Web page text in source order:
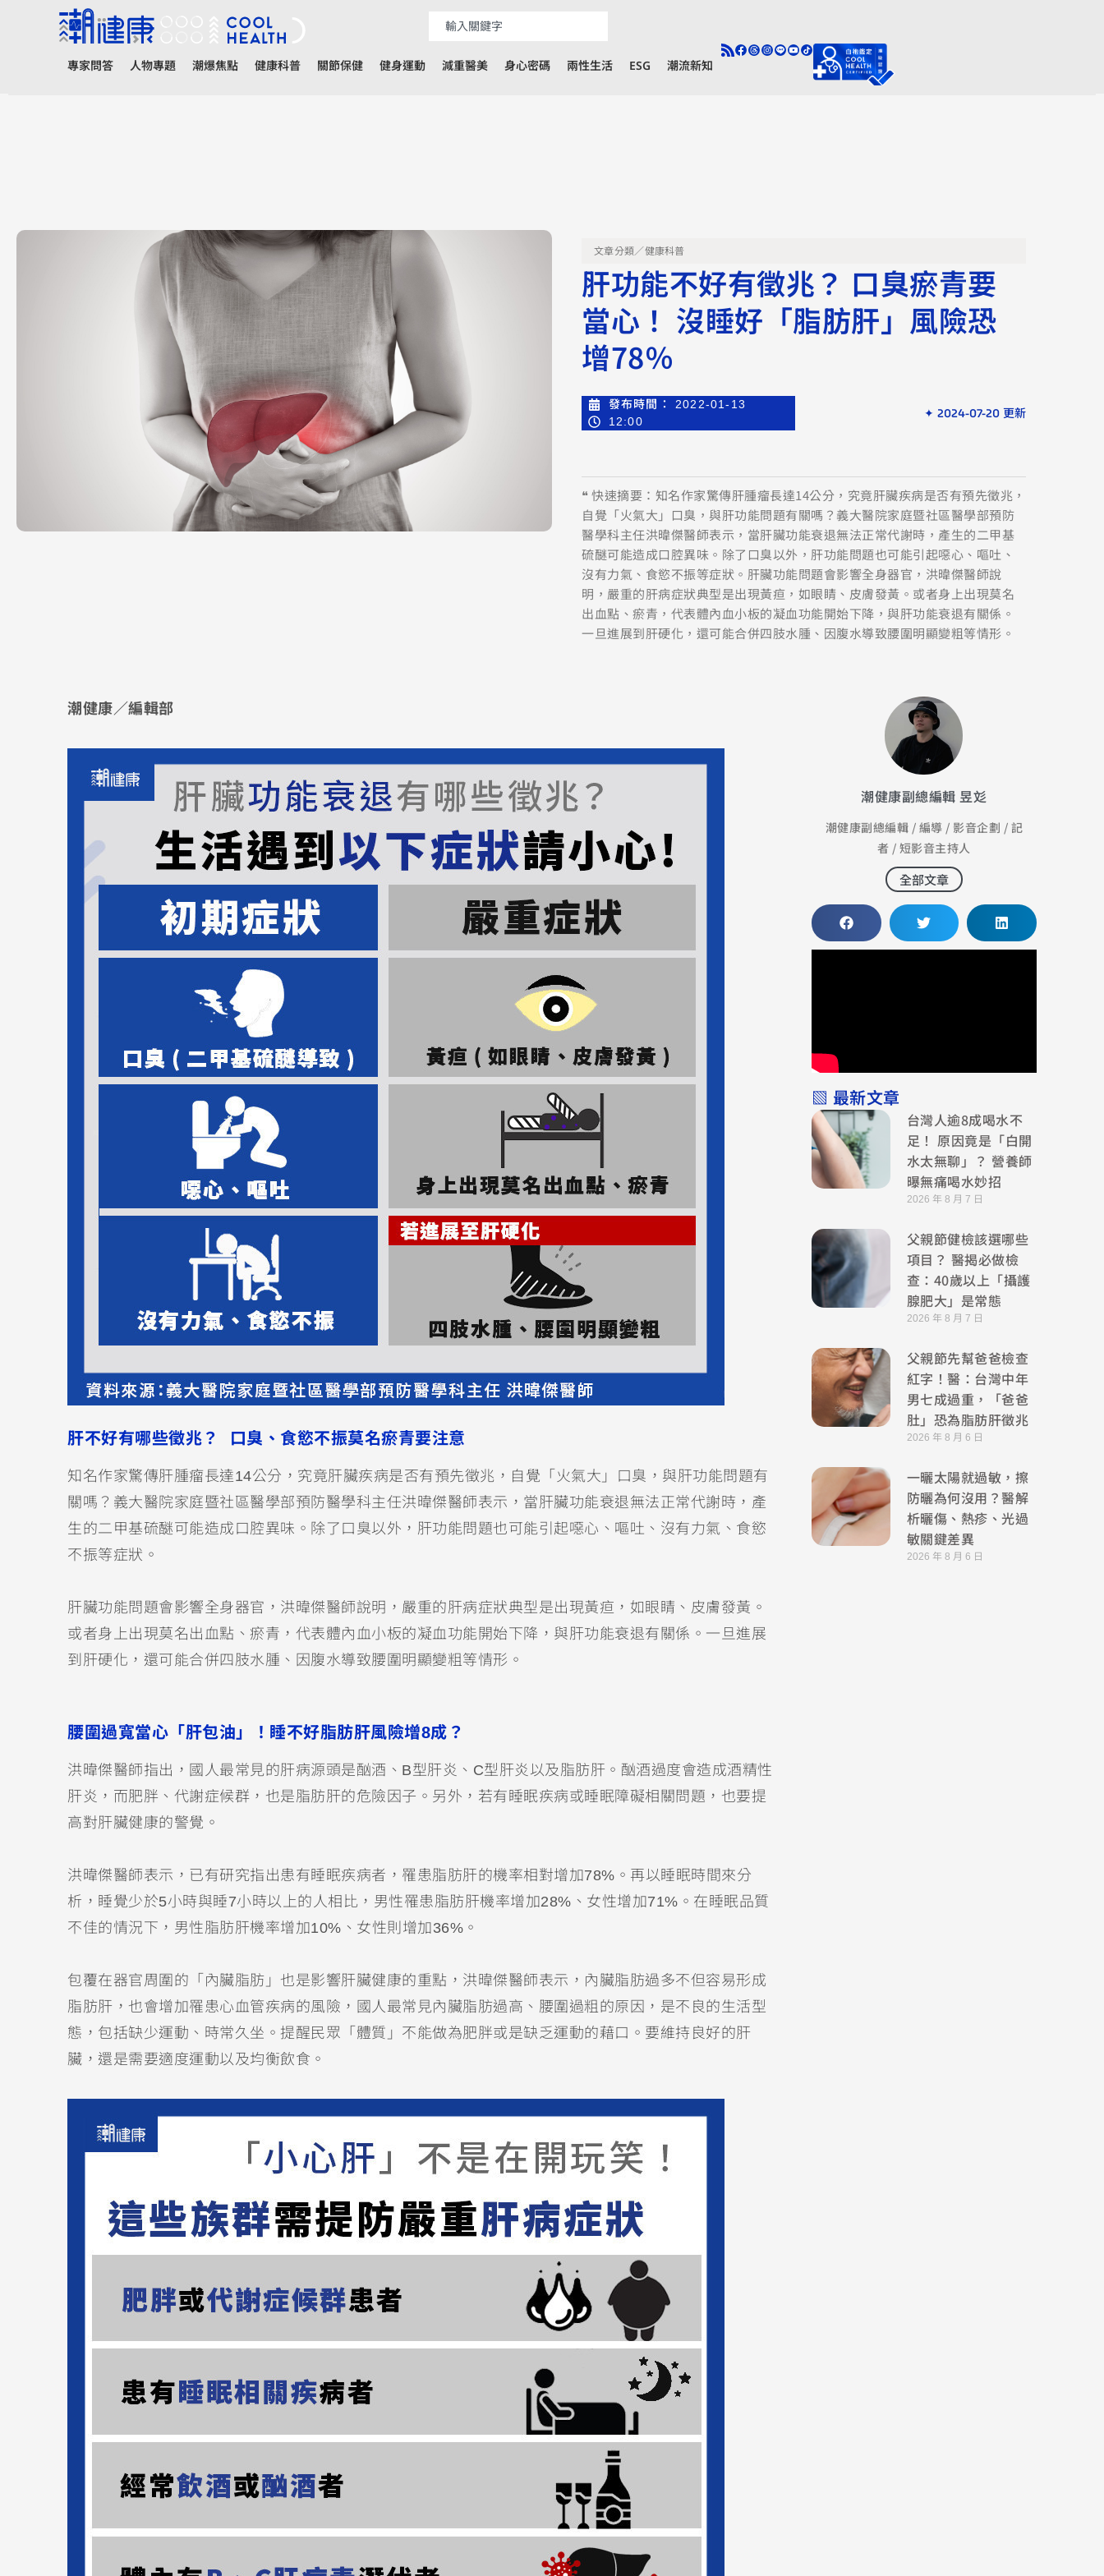
專家問答 人物專題 潮爆焦點 健康科普 關節保健 健身運動 減重醫美 身心密碼 兩性生活 ESG 潮流新知
文章分類／健康科普
肝功能不好有徵兆？ 口臭瘀青要
當心！ 沒睡好「脂肪肝」風險恐
增78％
發布時間：
2022-01-13
12:00
✦ 2024-07-20 更新
❝ 快速摘要：知名作家驚傳肝腫瘤長達14公分，究竟肝臟疾病是否有預先徵兆，
自覺「火氣大」口臭，與肝功能問題有關嗎？義大醫院家庭暨社區醫學部預防
醫學科主任洪暐傑醫師表示，當肝臟功能衰退無法正常代謝時，產生的二甲基
硫醚可能造成口腔異味。除了口臭以外，肝功能問題也可能引起噁心、嘔吐、
沒有力氣、食慾不振等症狀。肝臟功能問題會影響全身器官，洪暐傑醫師說
明，嚴重的肝病症狀典型是出現黃疸，如眼睛、皮膚發黃。或者身上出現莫名
出血點、瘀青，代表體內血小板的凝血功能開始下降，與肝功能衰退有關係。
一旦進展到肝硬化，還可能合併四肢水腫、因腹水導致腰圍明顯變粗等情形。
潮健康／編輯部
肝不好有哪些徵兆？ 口臭、食慾不振莫名瘀青要注意
知名作家驚傳肝腫瘤長達14公分，究竟肝臟疾病是否有預先徵兆，自覺「火氣大」口臭，與肝功能問題有
關嗎？義大醫院家庭暨社區醫學部預防醫學科主任洪暐傑醫師表示，當肝臟功能衰退無法正常代謝時，產
生的二甲基硫醚可能造成口腔異味。除了口臭以外，肝功能問題也可能引起噁心、嘔吐、沒有力氣、食慾
不振等症狀。
肝臟功能問題會影響全身器官，洪暐傑醫師說明，嚴重的肝病症狀典型是出現黃疸，如眼睛、皮膚發黃。
或者身上出現莫名出血點、瘀青，代表體內血小板的凝血功能開始下降，與肝功能衰退有關係。一旦進展
到肝硬化，還可能合併四肢水腫、因腹水導致腰圍明顯變粗等情形。
腰圍過寬當心「肝包油」！睡不好脂肪肝風險增8成？
洪暐傑醫師指出，國人最常見的肝病源頭是酗酒、B型肝炎、C型肝炎以及脂肪肝。酗酒過度會造成酒精性
肝炎，而肥胖、代謝症候群，也是脂肪肝的危險因子。另外，若有睡眠疾病或睡眠障礙相關問題，也要提
高對肝臟健康的警覺。
洪暐傑醫師表示，已有研究指出患有睡眠疾病者，罹患脂肪肝的機率相對增加78%。再以睡眠時間來分
析，睡覺少於5小時與睡7小時以上的人相比，男性罹患脂肪肝機率增加28%、女性增加71%。在睡眠品質
不佳的情況下，男性脂肪肝機率增加10%、女性則增加36%。
包覆在器官周圍的「內臟脂肪」也是影響肝臟健康的重點，洪暐傑醫師表示，內臟脂肪過多不但容易形成
脂肪肝，也會增加罹患心血管疾病的風險，國人最常見內臟脂肪過高、腰圍過粗的原因，是不良的生活型
態，包括缺少運動、時常久坐。提醒民眾「體質」不能做為肥胖或是缺乏運動的藉口。要維持良好的肝
臟，還是需要適度運動以及均衡飲食。
潮健康副總編輯 昱彣
潮健康副總編輯 / 編導 / 影音企劃 / 記
者 / 短影音主持人
全部文章
▧ 最新文章
台灣人逾8成喝水不
足！ 原因竟是「白開
水太無聊」？ 營養師
曝無痛喝水妙招
2026 年 8 月 7 日
父親節健檢該選哪些
項目？ 醫揭必做檢
查：40歲以上「攝護
腺肥大」是常態
2026 年 8 月 7 日
父親節先幫爸爸檢查
紅字！醫：台灣中年
男七成過重，「爸爸
肚」恐為脂肪肝徵兆
2026 年 8 月 6 日
一曬太陽就過敏，擦
防曬為何沒用？醫解
析曬傷、熱疹、光過
敏關鍵差異
2026 年 8 月 6 日